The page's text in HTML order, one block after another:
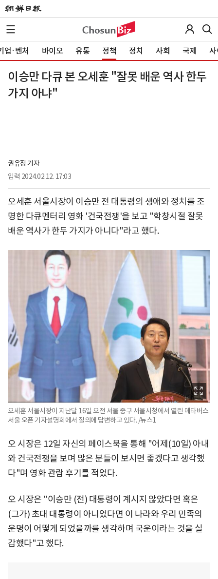
업·벤처 바이오 유통 정책 정치 사회 국제 사
이승만 다큐 본 오세훈 "잘못 배운 역사 한두
가지 아냐"
권유정 기자
입력 2024.02.12. 17:03
오세훈 서울시장이 이승만 전 대통령의 생애와 정치를 조
명한 다큐멘터리 영화 '건국전쟁'을 보고 "학창시절 잘못
배운 역사가 한두 가지가 아니다"라고 했다.
오세훈 서울시장이 지난달 16일 오전 서울 중구 서울시청에서 열린 메타버스
서울 오픈 기자설명회에서 질의에 답변하고 있다. /뉴스1
오 시장은 12일 자신의 페이스북을 통해 "어제(10일) 아내
와 건국전쟁을 보며 많은 분들이 보시면 좋겠다고 생각했
다"며 영화 관람 후기를 적었다.
오 시장은 "이승만 (전) 대통령이 계시지 않았다면 혹은
(그가) 초대 대통령이 아니었다면 이 나라와 우리 민족의
운명이 어떻게 되었을까를 생각하며 국운이라는 것을 실
감했다"고 했다.